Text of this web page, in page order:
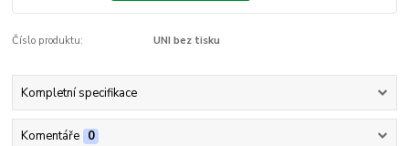
Číslo produktu: UNI bez tisku
Kompletní specifikace
Komentáře 0